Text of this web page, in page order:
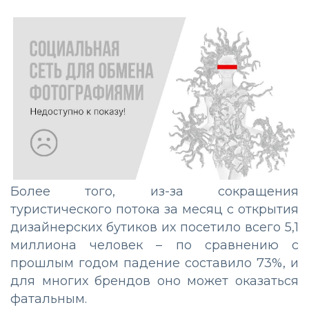
Более того, из-за сокращения
туристического потока за месяц с открытия
дизайнерских бутиков их посетило всего 5,1
миллиона человек – по сравнению с
прошлым годом падение составило 73%, и
для многих брендов оно может оказаться
фатальным.